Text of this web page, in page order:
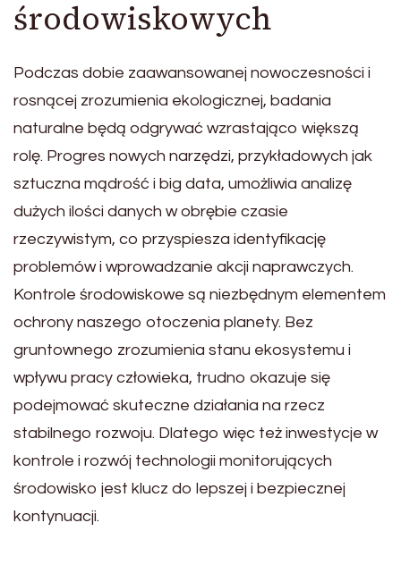
środowiskowych
Podczas dobie zaawansowanej nowoczesności i
rosnącej zrozumienia ekologicznej, badania
naturalne będą odgrywać wzrastająco większą
rolę. Progres nowych narzędzi, przykładowych jak
sztuczna mądrość i big data, umożliwia analizę
dużych ilości danych w obrębie czasie
rzeczywistym, co przyspiesza identyfikację
problemów i wprowadzanie akcji naprawczych.
Kontrole środowiskowe są niezbędnym elementem
ochrony naszego otoczenia planety. Bez
gruntownego zrozumienia stanu ekosystemu i
wpływu pracy człowieka, trudno okazuje się
podejmować skuteczne działania na rzecz
stabilnego rozwoju. Dlatego więc też inwestycje w
kontrole i rozwój technologii monitorujących
środowisko jest klucz do lepszej i bezpiecznej
kontynuacji.